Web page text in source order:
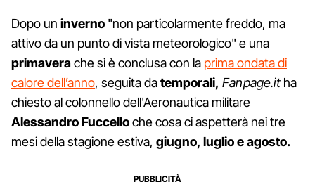
Dopo un inverno "non particolarmente freddo, ma
attivo da un punto di vista meteorologico" e una
primaverache si è conclusa con la prima ondata di
calore dell’anno, seguita datemporali, Fanpage.itha
chiesto al colonnello dell'Aeronautica militare
Alessandro Fuccelloche cosa ci aspetterà nei tre
mesi della stagione estiva, giugno, luglio e agosto.